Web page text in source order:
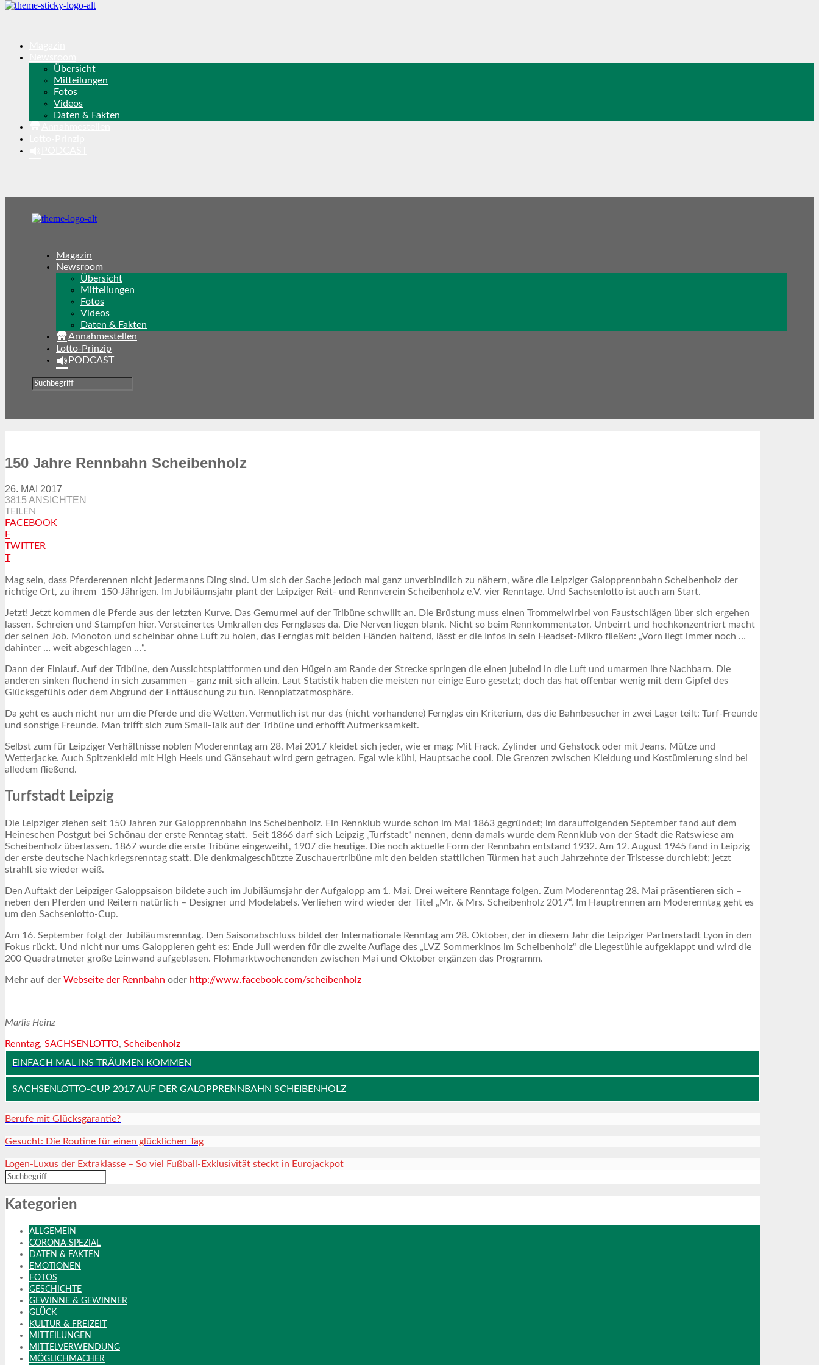
Übersicht
Mitteilungen
Fotos
Videos
Daten & Fakten
Magazin
Newsroom
Übersicht
Mitteilungen
Fotos
Videos
Daten & Fakten
Annahmestellen
Lotto-Prinzip
PODCAST
150 Jahre Rennbahn Scheibenholz
26. MAI 2017
3815 ANSICHTEN
TEILEN
FACEBOOK
F
TWITTER
T
Mag sein, dass Pferderennen nicht jedermanns Ding sind. Um sich der Sache jedoch mal ganz unverbindlich zu nähern, wäre die Leipziger Galopprennbahn Scheibenholz der
richtige Ort, zu ihrem 150-Jährigen. Im Jubiläumsjahr plant der Leipziger Reit- und Rennverein Scheibenholz e.V. vier Renntage. Und Sachsenlotto ist auch am Start.
Jetzt! Jetzt kommen die Pferde aus der letzten Kurve. Das Gemurmel auf der Tribüne schwillt an. Die Brüstung muss einen Trommelwirbel von Faustschlägen über sich ergehen
lassen. Schreien und Stampfen hier. Versteinertes Umkrallen des Fernglases da. Die Nerven liegen blank. Nicht so beim Rennkommentator. Unbeirrt und hochkonzentriert macht
der seinen Job. Monoton und scheinbar ohne Luft zu holen, das Fernglas mit beiden Händen haltend, lässt er die Infos in sein Headset-Mikro fließen: „Vorn liegt immer noch …
dahinter … weit abgeschlagen …“.
Dann der Einlauf. Auf der Tribüne, den Aussichtsplattformen und den Hügeln am Rande der Strecke springen die einen jubelnd in die Luft und umarmen ihre Nachbarn. Die
anderen sinken fluchend in sich zusammen – ganz mit sich allein. Laut Statistik haben die meisten nur einige Euro gesetzt; doch das hat offenbar wenig mit dem Gipfel des
Glücksgefühls oder dem Abgrund der Enttäuschung zu tun. Rennplatzatmosphäre.
Da geht es auch nicht nur um die Pferde und die Wetten. Vermutlich ist nur das (nicht vorhandene) Fernglas ein Kriterium, das die Bahnbesucher in zwei Lager teilt: Turf-Freunde
und sonstige Freunde. Man trifft sich zum Small-Talk auf der Tribüne und erhofft Aufmerksamkeit.
Selbst zum für Leipziger Verhältnisse noblen Moderenntag am 28. Mai 2017 kleidet sich jeder, wie er mag: Mit Frack, Zylinder und Gehstock oder mit Jeans, Mütze und
Wetterjacke. Auch Spitzenkleid mit High Heels und Gänsehaut wird gern getragen. Egal wie kühl, Hauptsache cool. Die Grenzen zwischen Kleidung und Kostümierung sind bei
alledem fließend.
Turfstadt Leipzig
Die Leipziger ziehen seit 150 Jahren zur Galopprennbahn ins Scheibenholz. Ein Rennklub wurde schon im Mai 1863 gegründet; im darauffolgenden September fand auf dem
Heineschen Postgut bei Schönau der erste Renntag statt. Seit 1866 darf sich Leipzig „Turfstadt“ nennen, denn damals wurde dem Rennklub von der Stadt die Ratswiese am
Scheibenholz überlassen. 1867 wurde die erste Tribüne eingeweiht, 1907 die heutige. Die noch aktuelle Form der Rennbahn entstand 1932. Am 12. August 1945 fand in Leipzig
der erste deutsche Nachkriegsrenntag statt. Die denkmalgeschützte Zuschauertribüne mit den beiden stattlichen Türmen hat auch Jahrzehnte der Tristesse durchlebt; jetzt
strahlt sie wieder weiß.
Den Auftakt der Leipziger Galoppsaison bildete auch im Jubiläumsjahr der Aufgalopp am 1. Mai. Drei weitere Renntage folgen. Zum Moderenntag 28. Mai präsentieren sich –
neben den Pferden und Reitern natürlich – Designer und Modelabels. Verliehen wird wieder der Titel „Mr. & Mrs. Scheibenholz 2017“. Im Hauptrennen am Moderenntag geht es
um den Sachsenlotto-Cup.
Am 16. September folgt der Jubiläumsrenntag. Den Saisonabschluss bildet der Internationale Renntag am 28. Oktober, der in diesem Jahr die Leipziger Partnerstadt Lyon in den
Fokus rückt. Und nicht nur ums Galoppieren geht es: Ende Juli werden für die zweite Auflage des „LVZ Sommerkinos im Scheibenholz“ die Liegestühle aufgeklappt und wird die
200 Quadratmeter große Leinwand aufgeblasen. Flohmarktwochenenden zwischen Mai und Oktober ergänzen das Programm.
Mehr auf der Webseite der Rennbahn oder http://www.facebook.com/scheibenholz
Marlis Heinz
Renntag, SACHSENLOTTO, Scheibenholz
EINFACH MAL INS TRÄUMEN KOMMEN
SACHSENLOTTO-CUP 2017 AUF DER GALOPPRENNBAHN SCHEIBENHOLZ
Berufe mit Glücksgarantie?
Gesucht: Die Routine für einen glücklichen Tag
Logen-Luxus der Extraklasse – So viel Fußball-Exklusivität steckt in Eurojackpot
Kategorien
ALLGEMEIN
CORONA-SPEZIAL
DATEN & FAKTEN
EMOTIONEN
FOTOS
GESCHICHTE
GEWINNE & GEWINNER
GLÜCK
KULTUR & FREIZEIT
MITTEILUNGEN
MITTELVERWENDUNG
MÖGLICHMACHER